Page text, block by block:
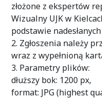
złożone z ekspertów
Wizualny UJK w
podstawie
2. Zgłoszenia należy
wraz z wypełnioną
3. Parametry plików:
dłuższy bok: 1200 px,
format: JPG (highest